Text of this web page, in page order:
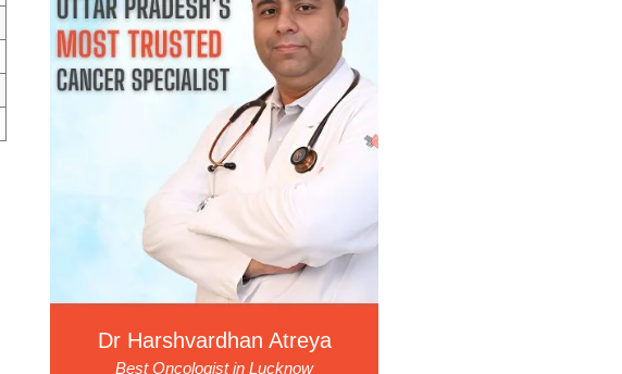
Dr Harshvardhan Atreya
Best Oncologist in Lucknow